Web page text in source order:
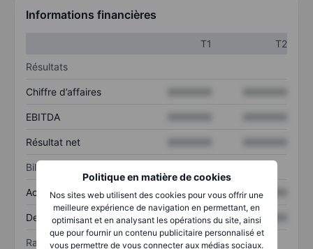
Politique en matière de cookies
Nos sites web utilisent des cookies pour vous offrir une
meilleure expérience de navigation en permettant, en
optimisant et en analysant les opérations du site, ainsi
que pour fournir un contenu publicitaire personnalisé et
vous permettre de vous connecter aux médias sociaux.
Informations financières
T1
T2
Résultats
Chiffre d’affaires
EBITDA
Résultat net
Bilan
Actif total XXXXXXX XXXXXXX
Dette totale XXXXXXX XXXXXXX
Ratios